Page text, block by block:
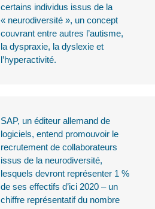
certains individus issus de la
« neurodiversité », un concept
couvrant entre autres l’autisme,
la dyspraxie, la dyslexie et
l’hyperactivité.
SAP, un éditeur allemand de
logiciels, entend promouvoir le
recrutement de collaborateurs
issus de la neurodiversité,
lesquels devront représenter 1 %
de ses effectifs d’ici 2020 – un
chiffre représentatif du nombre